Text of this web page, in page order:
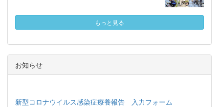
もっと見る
お知らせ
新型コロナウイルス感染症療養報告 入力フォーム